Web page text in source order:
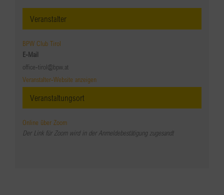
Veranstaltungsort
Online über Zoom
Der Link für Zoom wird in der Anmeldebestätigung zugesandt
Veranstalter
BPW Club Tirol
E-Mail
office-tirol@bpw.at
Veranstalter-Website anzeigen